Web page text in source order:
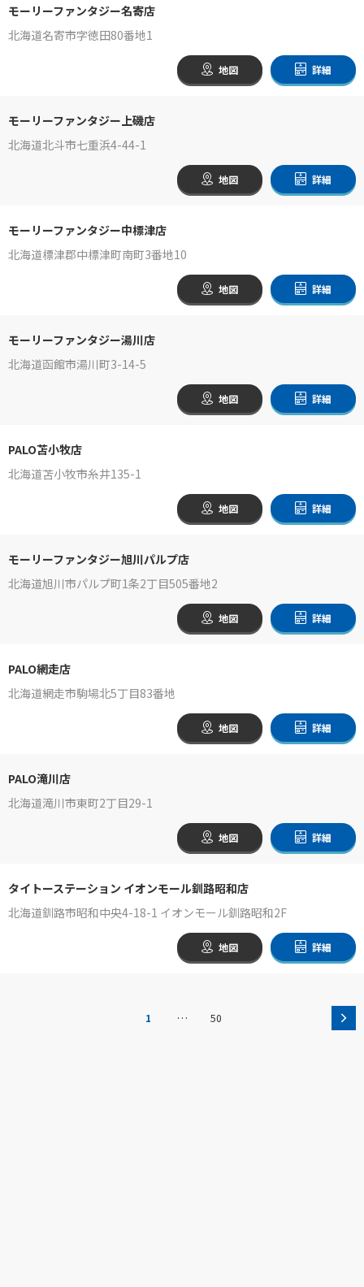
モーリーファンタジー名寄店
北海道名寄市字徳田80番地1
地図 詳細
モーリーファンタジー上磯店
北海道北斗市七重浜4-44-1
地図 詳細
モーリーファンタジー中標津店
北海道標津郡中標津町南町3番地10
地図 詳細
モーリーファンタジー湯川店
北海道函館市湯川町3-14-5
地図 詳細
PALO苫小牧店
北海道苫小牧市糸井135-1
地図 詳細
モーリーファンタジー旭川パルプ店
北海道旭川市パルプ町1条2丁目505番地2
地図 詳細
PALO網走店
北海道網走市駒場北5丁目83番地
地図 詳細
PALO滝川店
北海道滝川市東町2丁目29-1
地図 詳細
タイトーステーション イオンモール釧路昭和店
北海道釧路市昭和中央4-18-1 イオンモール釧路昭和2F
地図 詳細
1 … 50